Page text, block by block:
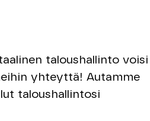
taloushallinto voisi
yhteyttä! Autamme
taloushallintosi